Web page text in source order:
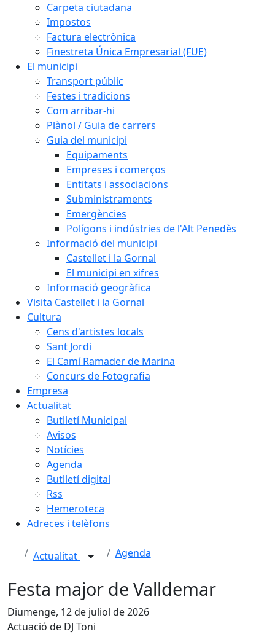
Carpeta ciutadana
Impostos
Factura electrònica
Finestreta Única Empresarial (FUE)
El municipi
Transport públic
Festes i tradicions
Com arribar-hi
Plànol / Guia de carrers
Guia del municipi
Equipaments
Empreses i comerços
Entitats i associacions
Subministraments
Emergències
Polígons i indústries de l'Alt Penedès
Informació del municipi
Castellet i la Gornal
El municipi en xifres
Informació geogràfica
Visita Castellet i la Gornal
Cultura
Cens d'artistes locals
Sant Jordi
El Camí Ramader de Marina
Concurs de Fotografia
Empresa
Actualitat
Butlletí Municipal
Avisos
Notícies
Agenda
Butlletí digital
Rss
Hemeroteca
Adreces i telèfons
Actualitat Agenda
Festa major de Valldemar
Diumenge, 12 de juliol de 2026
Actuació de DJ Toni